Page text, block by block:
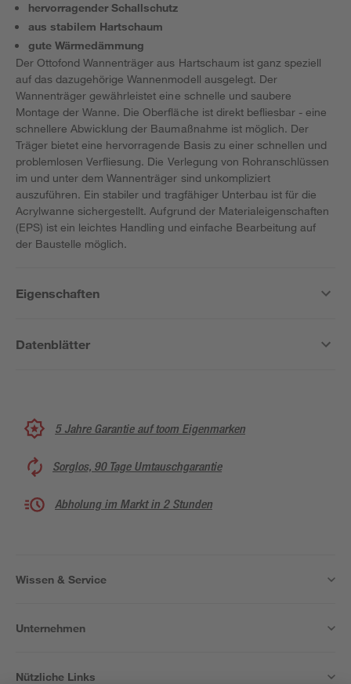
hervorragender Schallschutz
aus stabilem Hartschaum
gute Wärmedämmung
Der Ottofond Wannenträger aus Hartschaum ist ganz speziell
auf das dazugehörige Wannenmodell ausgelegt. Der
Wannenträger gewährleistet eine schnelle und saubere
Montage der Wanne. Die Oberfläche ist direkt befliesbar - eine
schnellere Abwicklung der Baumaßnahme ist möglich. Der
Träger bietet eine hervorragende Basis zu einer schnellen und
problemlosen Verfliesung. Die Verlegung von Rohranschlüssen
im und unter dem Wannenträger sind unkompliziert
auszuführen. Ein stabiler und tragfähiger Unterbau ist für die
Acrylwanne sichergestellt. Aufgrund der Materialeigenschaften
(EPS) ist ein leichtes Handling und einfache Bearbeitung auf
der Baustelle möglich.
Eigenschaften
Datenblätter
5 Jahre Garantie auf toom Eigenmarken
Sorglos, 90 Tage Umtauschgarantie
Abholung im Markt in 2 Stunden
Wissen & Service
Unternehmen
Nützliche Links